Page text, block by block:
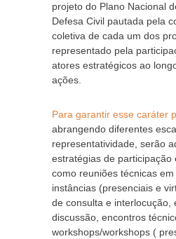
projeto do Plano Nacional
Defesa Civil pautada pela
coletiva de cada um dos
representado pela
atores estratégicos ao
ações.
Para garantir esse caráter
abrangendo diferentes
representatividade, serão
estratégias de participação
como reuniões técnicas
instâncias (presenciais e
de consulta e interlocução,
discussão, encontros
workshops/workshops (